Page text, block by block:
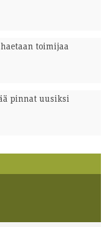
toimijaa
pinnat uusiksi